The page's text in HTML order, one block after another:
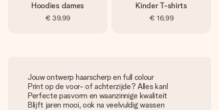
Hoodies dames
€ 39,99
Kinder T-shirts
€ 16,99
Jouw ontwerp haarscherp en full colour
Print op de voor- of achterzijde? Alles kan!
Perfecte pasvorm en waanzinnige kwaliteit
Blijft jaren mooi, ook na veelvuldig wassen